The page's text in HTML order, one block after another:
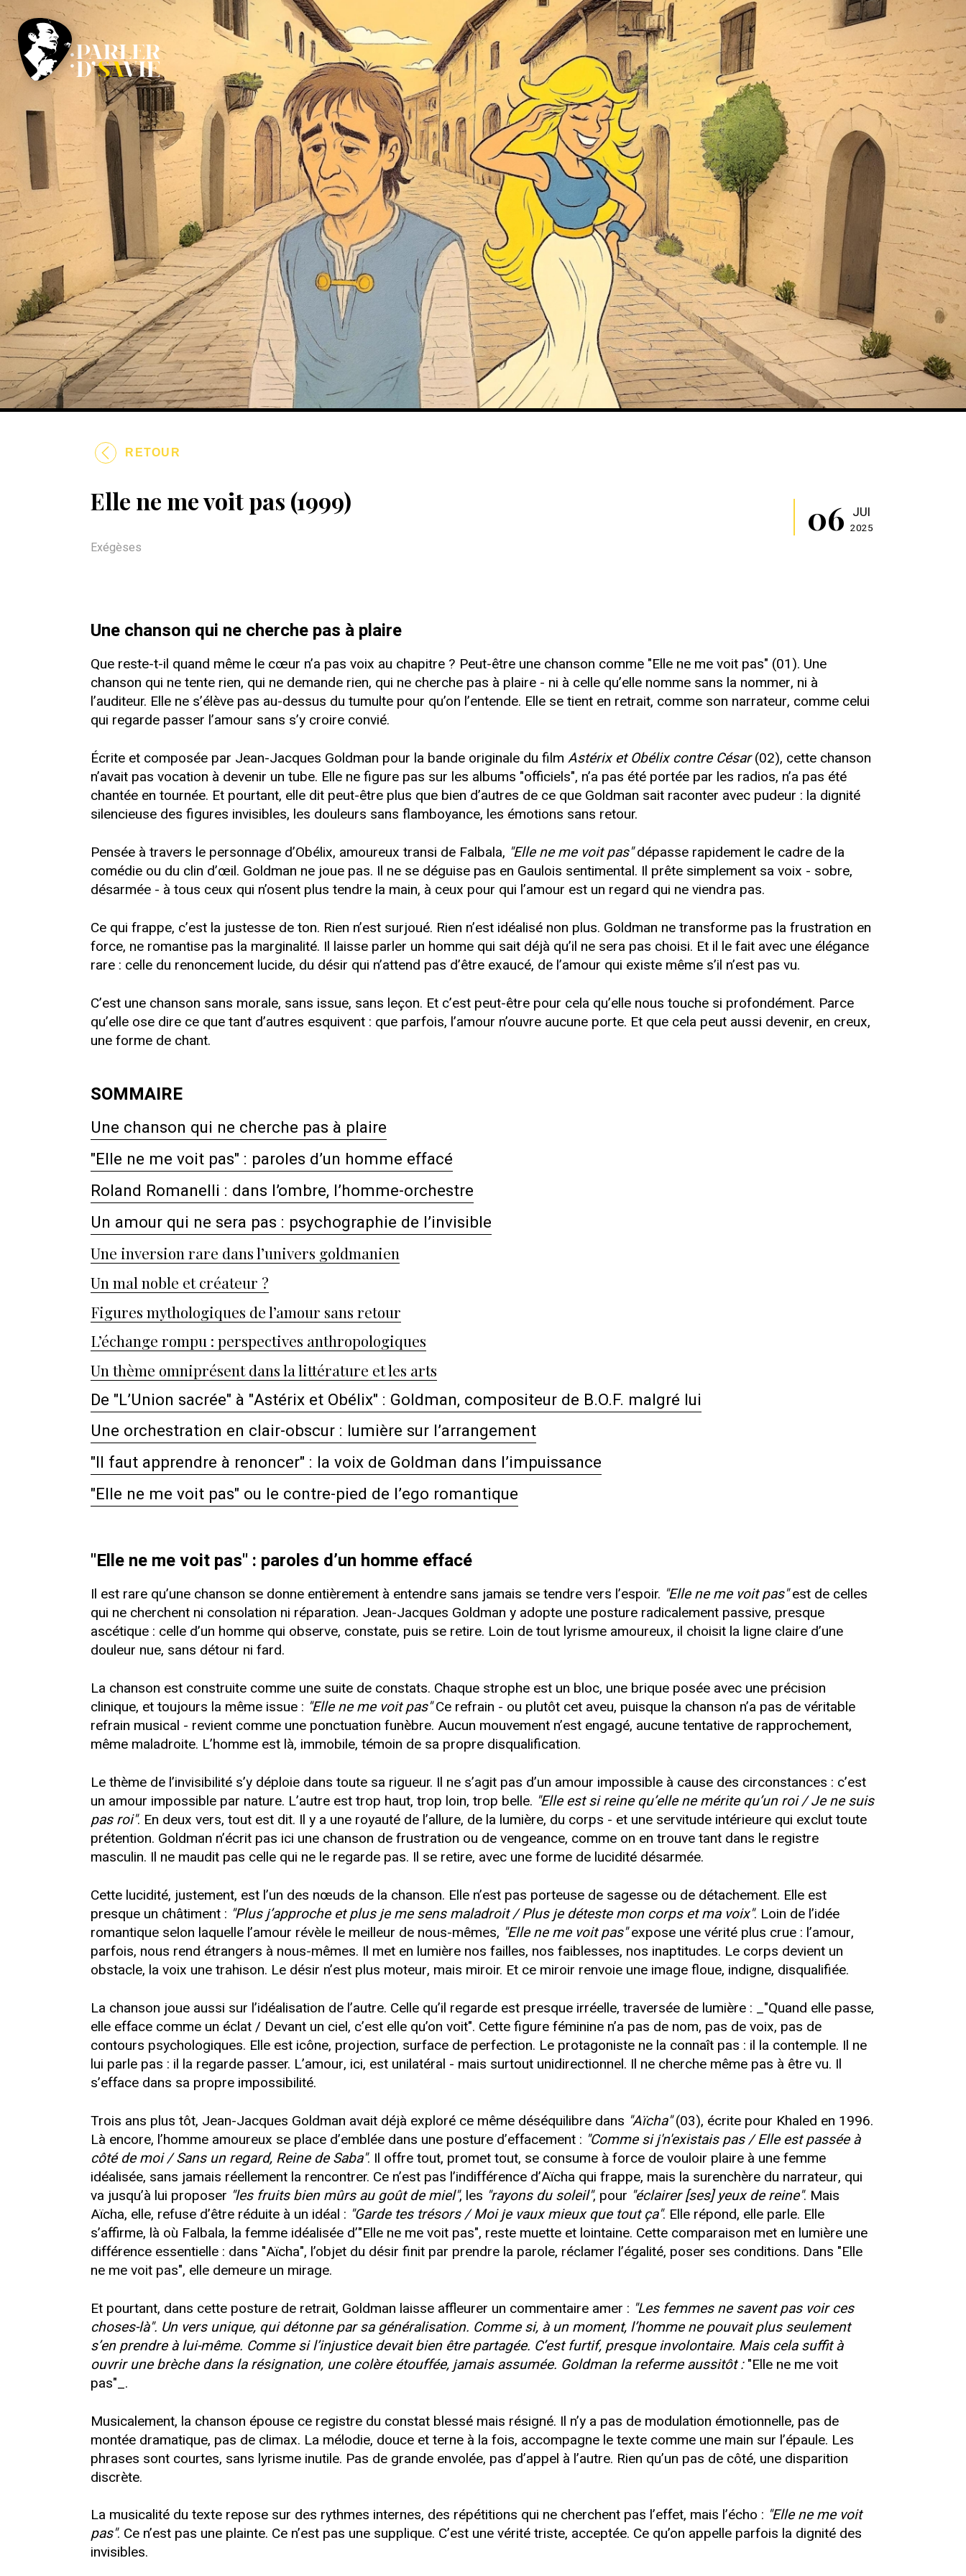
RETOUR
Elle ne me voit pas (1999) 06 JUI
2025
Exégèses
Une chanson qui ne cherche pas à plaire
Que reste-t-il quand même le cœur n’a pas voix au chapitre ? Peut-être une chanson comme "Elle ne me voit pas" (01). Une
chanson qui ne tente rien, qui ne demande rien, qui ne cherche pas à plaire - ni à celle qu’elle nomme sans la nommer, ni à
l’auditeur. Elle ne s’élève pas au-dessus du tumulte pour qu’on l’entende. Elle se tient en retrait, comme son narrateur, comme celui
qui regarde passer l’amour sans s’y croire convié.
Écrite et composée par Jean-Jacques Goldman pour la bande originale du film Astérix et Obélix contre César(02), cette chanson
n’avait pas vocation à devenir un tube. Elle ne figure pas sur les albums "officiels", n’a pas été portée par les radios, n’a pas été
chantée en tournée. Et pourtant, elle dit peut-être plus que bien d’autres de ce que Goldman sait raconter avec pudeur : la dignité
silencieuse des figures invisibles, les douleurs sans flamboyance, les émotions sans retour.
Pensée à travers le personnage d’Obélix, amoureux transi de Falbala, "Elle ne me voit pas"dépasse rapidement le cadre de la
comédie ou du clin d’œil. Goldman ne joue pas. Il ne se déguise pas en Gaulois sentimental. Il prête simplement sa voix - sobre,
désarmée - à tous ceux qui n’osent plus tendre la main, à ceux pour qui l’amour est un regard qui ne viendra pas.
Ce qui frappe, c’est la justesse de ton. Rien n’est surjoué. Rien n’est idéalisé non plus. Goldman ne transforme pas la frustration en
force, ne romantise pas la marginalité. Il laisse parler un homme qui sait déjà qu’il ne sera pas choisi. Et il le fait avec une élégance
rare : celle du renoncement lucide, du désir qui n’attend pas d’être exaucé, de l’amour qui existe même s’il n’est pas vu.
C’est une chanson sans morale, sans issue, sans leçon. Et c’est peut-être pour cela qu’elle nous touche si profondément. Parce
qu’elle ose dire ce que tant d’autres esquivent : que parfois, l’amour n’ouvre aucune porte. Et que cela peut aussi devenir, en creux,
une forme de chant.
SOMMAIRE
Une chanson qui ne cherche pas à plaire
"Elle ne me voit pas" : paroles d’un homme effacé
Roland Romanelli : dans l’ombre, l’homme-orchestre
Un amour qui ne sera pas : psychographie de l’invisible
Une inversion rare dans l’univers goldmanien
Un mal noble et créateur ?
Figures mythologiques de l’amour sans retour
L’échange rompu : perspectives anthropologiques
Un thème omniprésent dans la littérature et les arts
De "L’Union sacrée" à "Astérix et Obélix" : Goldman, compositeur de B.O.F. malgré lui
Une orchestration en clair-obscur : lumière sur l’arrangement
"Il faut apprendre à renoncer" : la voix de Goldman dans l’impuissance
"Elle ne me voit pas" ou le contre-pied de l’ego romantique
"Elle ne me voit pas" : paroles d’un homme effacé
Il est rare qu’une chanson se donne entièrement à entendre sans jamais se tendre vers l’espoir. "Elle ne me voit pas"est de celles
qui ne cherchent ni consolation ni réparation. Jean-Jacques Goldman y adopte une posture radicalement passive, presque
ascétique : celle d’un homme qui observe, constate, puis se retire. Loin de tout lyrisme amoureux, il choisit la ligne claire d’une
douleur nue, sans détour ni fard.
La chanson est construite comme une suite de constats. Chaque strophe est un bloc, une brique posée avec une précision
clinique, et toujours la même issue : "Elle ne me voit pas"Ce refrain - ou plutôt cet aveu, puisque la chanson n’a pas de véritable
refrain musical - revient comme une ponctuation funèbre. Aucun mouvement n’est engagé, aucune tentative de rapprochement,
même maladroite. L’homme est là, immobile, témoin de sa propre disqualification.
Le thème de l’invisibilité s’y déploie dans toute sa rigueur. Il ne s’agit pas d’un amour impossible à cause des circonstances : c’est
un amour impossible par nature. L’autre est trop haut, trop loin, trop belle. "Elle est si reine qu’elle ne mérite qu’un roi / Je ne suis
pas roi". En deux vers, tout est dit. Il y a une royauté de l’allure, de la lumière, du corps - et une servitude intérieure qui exclut toute
prétention. Goldman n’écrit pas ici une chanson de frustration ou de vengeance, comme on en trouve tant dans le registre
masculin. Il ne maudit pas celle qui ne le regarde pas. Il se retire, avec une forme de lucidité désarmée.
Cette lucidité, justement, est l’un des nœuds de la chanson. Elle n’est pas porteuse de sagesse ou de détachement. Elle est
presque un châtiment : "Plus j’approche et plus je me sens maladroit / Plus je déteste mon corps et ma voix". Loin de l’idée
romantique selon laquelle l’amour révèle le meilleur de nous-mêmes, "Elle ne me voit pas"expose une vérité plus crue : l’amour,
parfois, nous rend étrangers à nous-mêmes. Il met en lumière nos failles, nos faiblesses, nos inaptitudes. Le corps devient un
obstacle, la voix une trahison. Le désir n’est plus moteur, mais miroir. Et ce miroir renvoie une image floue, indigne, disqualifiée.
La chanson joue aussi sur l’idéalisation de l’autre. Celle qu’il regarde est presque irréelle, traversée de lumière : _"Quand elle passe,
elle efface comme un éclat / Devant un ciel, c’est elle qu’on voit". Cette figure féminine n’a pas de nom, pas de voix, pas de
contours psychologiques. Elle est icône, projection, surface de perfection. Le protagoniste ne la connaît pas : il la contemple. Il ne
lui parle pas : il la regarde passer. L’amour, ici, est unilatéral - mais surtout unidirectionnel. Il ne cherche même pas à être vu. Il
s’efface dans sa propre impossibilité.
Trois ans plus tôt, Jean-Jacques Goldman avait déjà exploré ce même déséquilibre dans "Aïcha"(03), écrite pour Khaled en 1996.
Là encore, l’homme amoureux se place d’emblée dans une posture d’effacement : "Comme si j'n'existais pas / Elle est passée à
côté de moi / Sans un regard, Reine de Saba". Il offre tout, promet tout, se consume à force de vouloir plaire à une femme
idéalisée, sans jamais réellement la rencontrer. Ce n’est pas l’indifférence d’Aïcha qui frappe, mais la surenchère du narrateur, qui
va jusqu’à lui proposer "les fruits bien mûrs au goût de miel", les "rayons du soleil", pour "éclairer [ses] yeux de reine". Mais
Aïcha, elle, refuse d’être réduite à un idéal : "Garde tes trésors / Moi je vaux mieux que tout ça". Elle répond, elle parle. Elle
s’affirme, là où Falbala, la femme idéalisée d’"Elle ne me voit pas", reste muette et lointaine. Cette comparaison met en lumière une
différence essentielle : dans "Aïcha", l’objet du désir finit par prendre la parole, réclamer l’égalité, poser ses conditions. Dans "Elle
ne me voit pas", elle demeure un mirage.
Et pourtant, dans cette posture de retrait, Goldman laisse affleurer un commentaire amer : "Les femmes ne savent pas voir ces
choses-là". Un vers unique, qui détonne par sa généralisation. Comme si, à un moment, l’homme ne pouvait plus seulement
s’en prendre à lui-même. Comme si l’injustice devait bien être partagée. C’est furtif, presque involontaire. Mais cela suffit à
ouvrir une brèche dans la résignation, une colère étouffée, jamais assumée. Goldman la referme aussitôt :"Elle ne me voit
pas"_.
Musicalement, la chanson épouse ce registre du constat blessé mais résigné. Il n’y a pas de modulation émotionnelle, pas de
montée dramatique, pas de climax. La mélodie, douce et terne à la fois, accompagne le texte comme une main sur l’épaule. Les
phrases sont courtes, sans lyrisme inutile. Pas de grande envolée, pas d’appel à l’autre. Rien qu’un pas de côté, une disparition
discrète.
La musicalité du texte repose sur des rythmes internes, des répétitions qui ne cherchent pas l’effet, mais l’écho : "Elle ne me voit
pas". Ce n’est pas une plainte. Ce n’est pas une supplique. C’est une vérité triste, acceptée. Ce qu’on appelle parfois la dignité des
invisibles.